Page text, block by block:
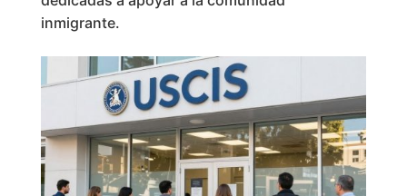
inmigrante.